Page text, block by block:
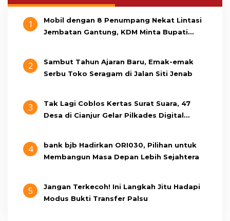
1
Mobil dengan 8 Penumpang Nekat Lintasi
Jembatan Gantung, KDM Minta Bupati
2
Sambut Tahun Ajaran Baru, Emak-emak
Serbu Toko Seragam di Jalan Siti Jenab
3
Tak Lagi Coblos Kertas Surat Suara, 47
Desa di Cianjur Gelar Pilkades Digital
4
bank bjb Hadirkan ORI030, Pilihan untuk
Membangun Masa Depan Lebih Sejahtera
5
Jangan Terkecoh! Ini Langkah Jitu Hadapi
Modus Bukti Transfer Palsu